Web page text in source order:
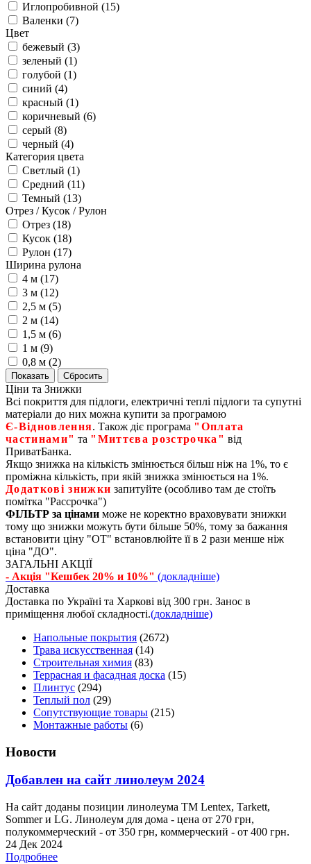
Иглопробивной (15)
Валенки (7)
Цвет
бежевый (3)
зеленый (1)
голубой (1)
синий (4)
красный (1)
коричневый (6)
серый (8)
черный (4)
Категория цвета
Светлый (1)
Средний (11)
Темный (13)
Отрез / Кусок / Рулон
Отрез (18)
Кусок (18)
Рулон (17)
Ширина рулона
4 м (17)
3 м (12)
2,5 м (5)
2 м (14)
1,5 м (6)
1 м (9)
0,8 м (2)
Ціни та Знижки
Всі покриття для підлоги, електричні теплі підлоги та супутні
матеріали до них можна купити за програмою
Є‑Відновлення. Також діє програма "Оплата
частинами" та "Миттєва розстрочка" від
ПриватБанка.
Якщо знижка на кількість змінюється більш ніж на 1%, то є
проміжна кількість, при якій знижка змінюється на 1%.
Додаткові знижки запитуйте (особливо там де стоїть
помітка "Рассрочка")
ФІЛЬТР за цінами може не коректно враховувати знижки
тому що знижки можуть бути більше 50%, тому за бажання
встановити ціну "ОТ" встановлюйте її в 2 рази менше ніж
ціна "ДО".
ЗАГАЛЬНІ АКЦІЇ
- Акція "Кешбек 20% и 10%" (докладніше)
Доставка
Доставка по Україні та Харкові від 300 грн. Занос в
приміщення любої складності.(докладніше)
Напольные покрытия (2672)
Трава искусственная (14)
Строительная химия (83)
Террасная и фасадная доска (15)
Плинтус (294)
Теплый пол (29)
Сопутствующие товары (215)
Монтажные работы (6)
Новости
Добавлен на сайт линолеум 2024
На сайт доданы позиции линолеума ТМ Lentex, Tarkett,
Sommer и LG. Линолеум для дома - цена от 270 грн,
полукоммерческий - от 350 грн, коммерческий - от 400 грн.
24 Дек 2024
Подробнее